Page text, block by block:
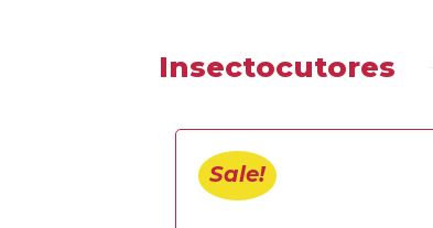
Insectocutores
Sale!